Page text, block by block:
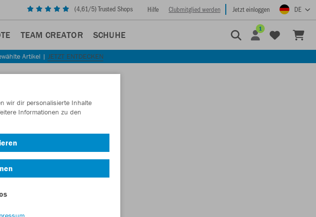
(4,61/5) Trusted Shops Hilfe Clubmitglied werden Jetzt einloggen DE
TEAM CREATOR SCHUHE
1
Artikel | JETZT ENTDECKEN
wir dir personalisierte Inhalte
Informationen zu den